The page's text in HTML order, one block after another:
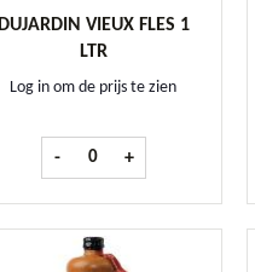
DUJARDIN VIEUX FLES 1
LTR
Log in om de prijs te zien
- Dujardin Vieux fles 1 ltr
+